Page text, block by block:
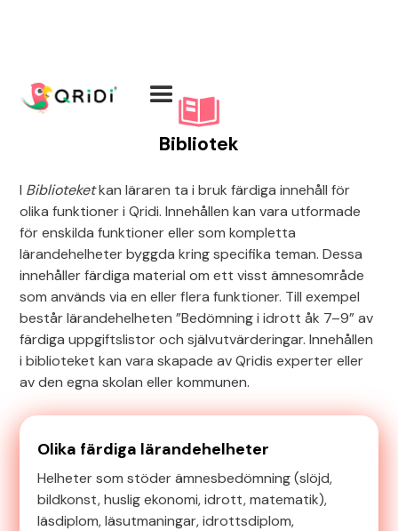
Bibliotek
I Biblioteketkan läraren ta i bruk färdiga innehåll för
olika funktioner i Qridi. Innehållen kan vara utformade
för enskilda funktioner eller som kompletta
lärandehelheter byggda kring specifika teman. Dessa
innehåller färdiga material om ett visst ämnesområde
som används via en eller flera funktioner. Till exempel
består lärandehelheten ”Bedömning i idrott åk 7–9” av
färdiga uppgiftslistor och självutvärderingar. Innehållen
i biblioteket kan vara skapade av Qridis experter eller
av den egna skolan eller kommunen.
Olika färdiga lärandehelheter
Helheter som stöder ämnesbedömning (slöjd,
bildkonst, huslig ekonomi, idrott, matematik),
läsdiplom, läsutmaningar, idrottsdiplom,